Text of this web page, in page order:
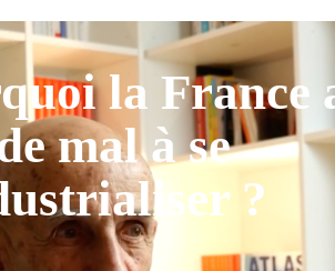
la France
mal à se
?